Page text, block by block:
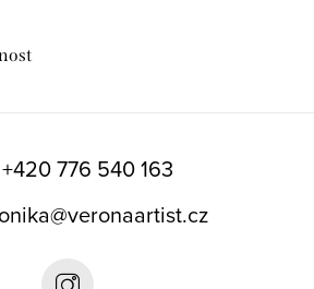
+420 776 540 163
@veronaartist.cz